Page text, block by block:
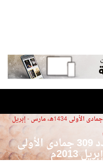
البركة والتبرك - ملف العدد 309 جمادى الأولى 1434هـ، مارس - إبريل
البركة والتبرك - ملف العدد 309 جمادى الأولى